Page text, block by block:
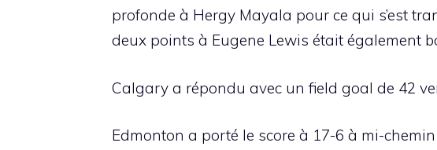
profonde à Hergy Mayala pour ce qui s’est
deux points à Eugene Lewis était également
Calgary a répondu avec un field goal de 42
Edmonton a porté le score à 17-6 à mi-